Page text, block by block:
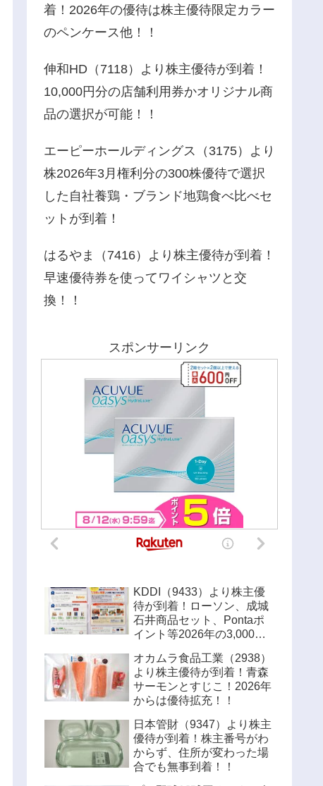
着！2026年の優待は株主優待限定カラー
のペンケース他！！
伸和HD（7118）より株主優待が到着！
10,000円分の店舗利用券かオリジナル商
品の選択が可能！！
エーピーホールディングス（3175）より
株2026年3月権利分の300株優待で選択
した自社養鶏・ブランド地鶏食べ比べセ
ットが到着！
はるやま（7416）より株主優待が到着！
早速優待券を使ってワイシャツと交
換！！
スポンサーリンク
KDDI（9433）より株主優
待が到着！ローソン、成城
石井商品セット、Pontaポ
イント等2026年の3,000円
オカムラ食品工業（2938）
より株主優待が到着！青森
サーモンとすじこ！2026年
からは優待拡充！！
日本管財（9347）より株主
優待が到着！株主番号がわ
からず、住所が変わった場
合でも無事到着！！